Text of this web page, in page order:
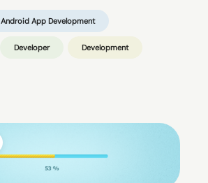
Android App Development
Developer Development